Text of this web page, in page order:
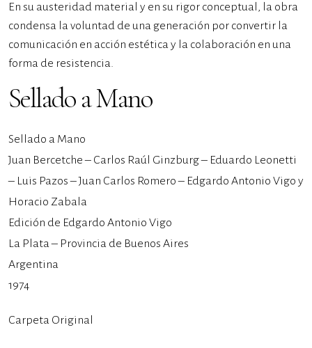
En su austeridad material y en su rigor conceptual, la obra
condensa la voluntad de una generación por convertir la
comunicación en acción estética y la colaboración en una
forma de resistencia.
Sellado a Mano
Sellado a Mano
Juan Bercetche – Carlos Raúl Ginzburg – Eduardo Leonetti
– Luis Pazos – Juan Carlos Romero – Edgardo Antonio Vigo y
Horacio Zabala
Edición de Edgardo Antonio Vigo
La Plata – Provincia de Buenos Aires
Argentina
1974
Carpeta Original